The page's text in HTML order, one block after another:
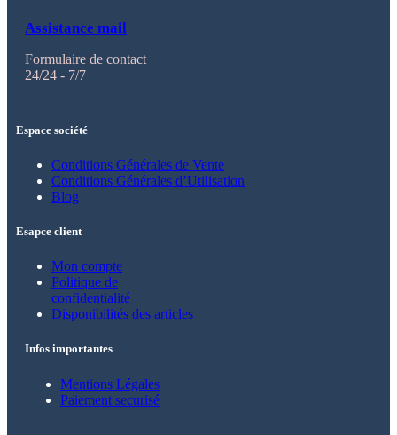
Assistance mail
Formulaire de contact
24/24 - 7/7
Espace société
Conditions Générales de Vente
Conditions Générales d’Utilisation
Blog
Esapce client
Mon compte
Politique de
confidentialité
Disponibilités des articles
Infos importantes
Mentions Légales
Paiement securisé